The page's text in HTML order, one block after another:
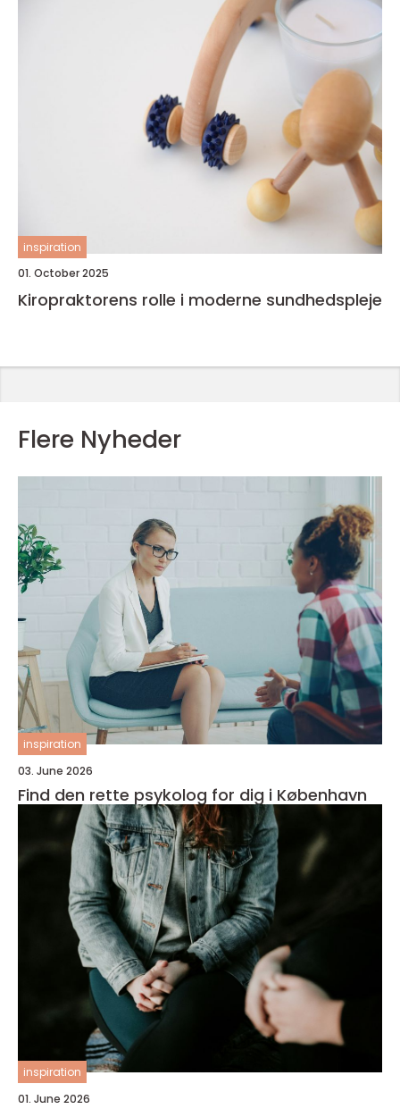
inspiration
01. October 2025
Kiropraktorens rolle i moderne sundhedspleje
Flere Nyheder
inspiration
03. June 2026
Find den rette psykolog for dig i København
inspiration
01. June 2026